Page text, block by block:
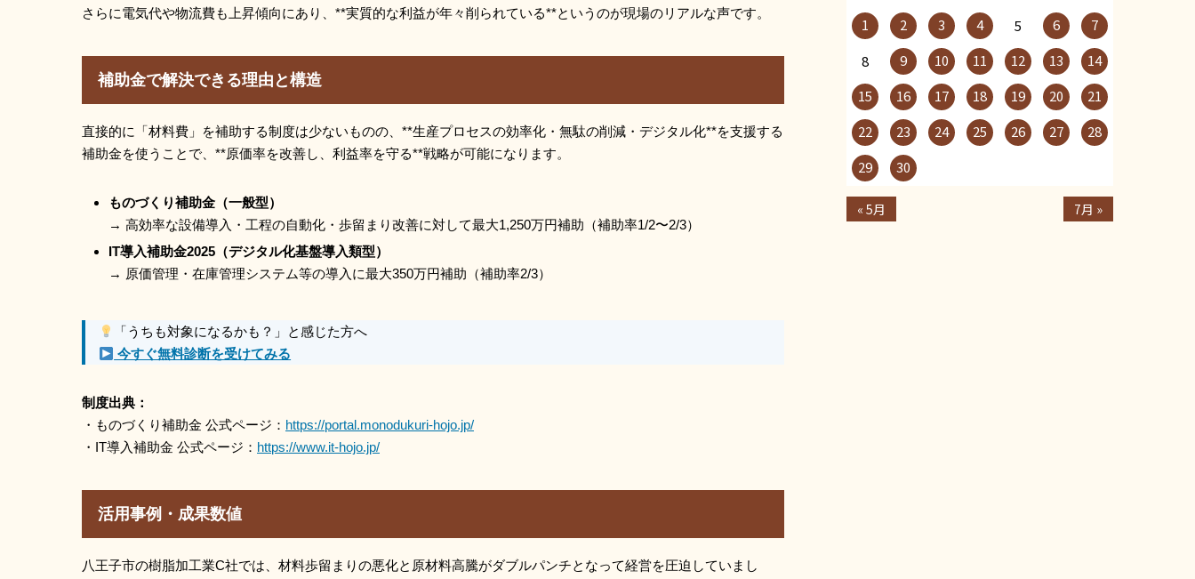
さらに電気代や物流費も上昇傾向にあり、**実質的な利益が年々削られている**というのが現場のリアルな声です。
補助金で解決できる理由と構造
直接的に「材料費」を補助する制度は少ないものの、**生産プロセスの効率化・無駄の削減・デジタル化**を支援する
補助金を使うことで、**原価率を改善し、利益率を守る**戦略が可能になります。
ものづくり補助金（一般型）
→ 高効率な設備導入・工程の自動化・歩留まり改善に対して最大1,250万円補助（補助率1/2〜2/3）
IT導入補助金2025（デジタル化基盤導入類型）
→ 原価管理・在庫管理システム等の導入に最大350万円補助（補助率2/3）
「うちも対象になるかも？」と感じた方へ
今すぐ無料診断を受けてみる
制度出典：
・ものづくり補助金 公式ページ： https://portal.monodukuri-hojo.jp/
・IT導入補助金 公式ページ： https://www.it-hojo.jp/
活用事例・成果数値
八王子市の樹脂加工業C社では、材料歩留まりの悪化と原材料高騰がダブルパンチとなって経営を圧迫していまし
1 2 3 4 5 6
7
8
9 10 11 12 13
14
15
16 17 18 19 20
21
22
23 24 25 26 27
28
29
30
« 5月 7月 »